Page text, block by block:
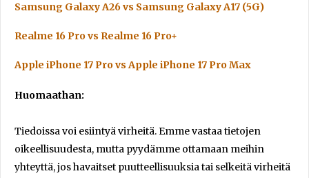
Samsung Galaxy A26 vs Samsung Galaxy A17 (5G)
Realme 16 Pro vs Realme 16 Pro+
Apple iPhone 17 Pro vs Apple iPhone 17 Pro Max
Huomaathan:
Tiedoissa voi esiintyä virheitä. Emme vastaa tietojen
oikeellisuudesta, mutta pyydämme ottamaan meihin
yhteyttä, jos havaitset puutteellisuuksia tai selkeitä virheitä